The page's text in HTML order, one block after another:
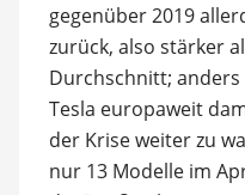
gegenüber 2019
zurück, also stärker
Durchschnitt;
Tesla europaweit
der Krise weiter zu
nur 13 Modelle im